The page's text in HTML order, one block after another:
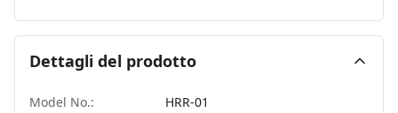
Dettagli del prodotto
Model No.:
HRR-01